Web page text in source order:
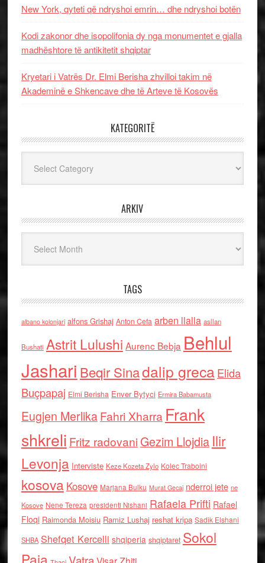
New York, qyteti që ndryshoi emrin… dhe ndryshoi botën
Kodi zakonor dhe isopolifonia dy nga monumentet e gjalla
madhështore të antikitetit shqiptar
Kryetari i Vatrës Dr. Elmi Berisha zhvilloi takim në
Akademinë e Shkencave dhe të Arteve të Kosovës
KATEGORITË
ARKIV
TAGS
albano kolonjari alfons Grishaj Anton Cefa arben llalla asllan
Bushati Astrit Lulushi Aurenc Bebja Behlul
Jashari Beqir Sinadalip grecaElida
Buçpapaj Elmi Berisha Enver Bytyci Ermira Babamusta
Eugjen MerlikaFahri Xharra Frank
shkreli Fritz radovaniGezim Llojdia Ilir
Levonja Interviste Keze Kozeta Zylo Kolec Traboini
kosova Kosove Marjana Bulku Murat Gecaj nderroi jete ne
Kosove Nene Tereza presidenti Nishani Rafaela Prifti Rafael
Floqi Raimonda Moisiu Ramiz Lushaj reshat kripa Sadik Elshani
SHBA Shefqet Kercelli shqiperia shqiptaret Sokol
Paja
Vatra